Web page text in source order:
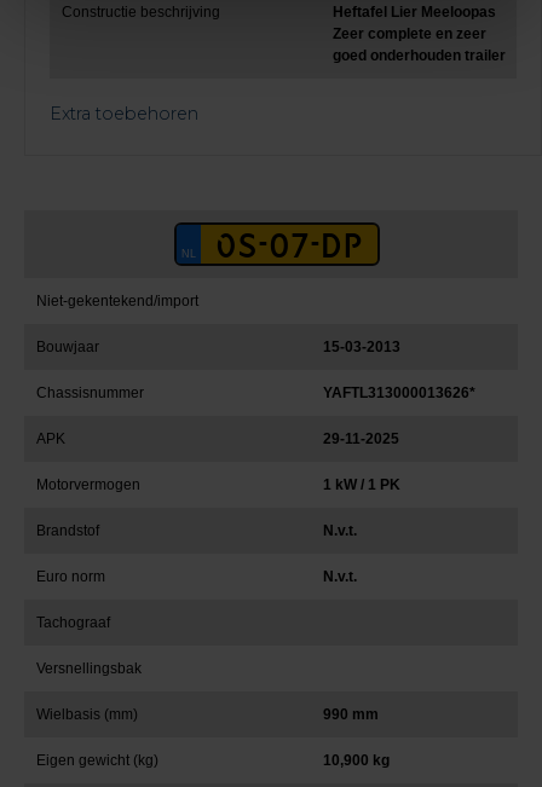
Constructie beschrijving
Heftafel Lier Meeloopas
Zeer complete en zeer
goed onderhouden trailer
Extra toebehoren
Niet-gekentekend/import
Bouwjaar 15-03-2013
Chassisnummer YAFTL313000013626*
APK 29-11-2025
Motorvermogen 1 kW / 1 PK
Brandstof N.v.t.
Euro norm N.v.t.
Tachograaf
Versnellingsbak
Wielbasis (mm) 990 mm
Eigen gewicht (kg) 10,900 kg